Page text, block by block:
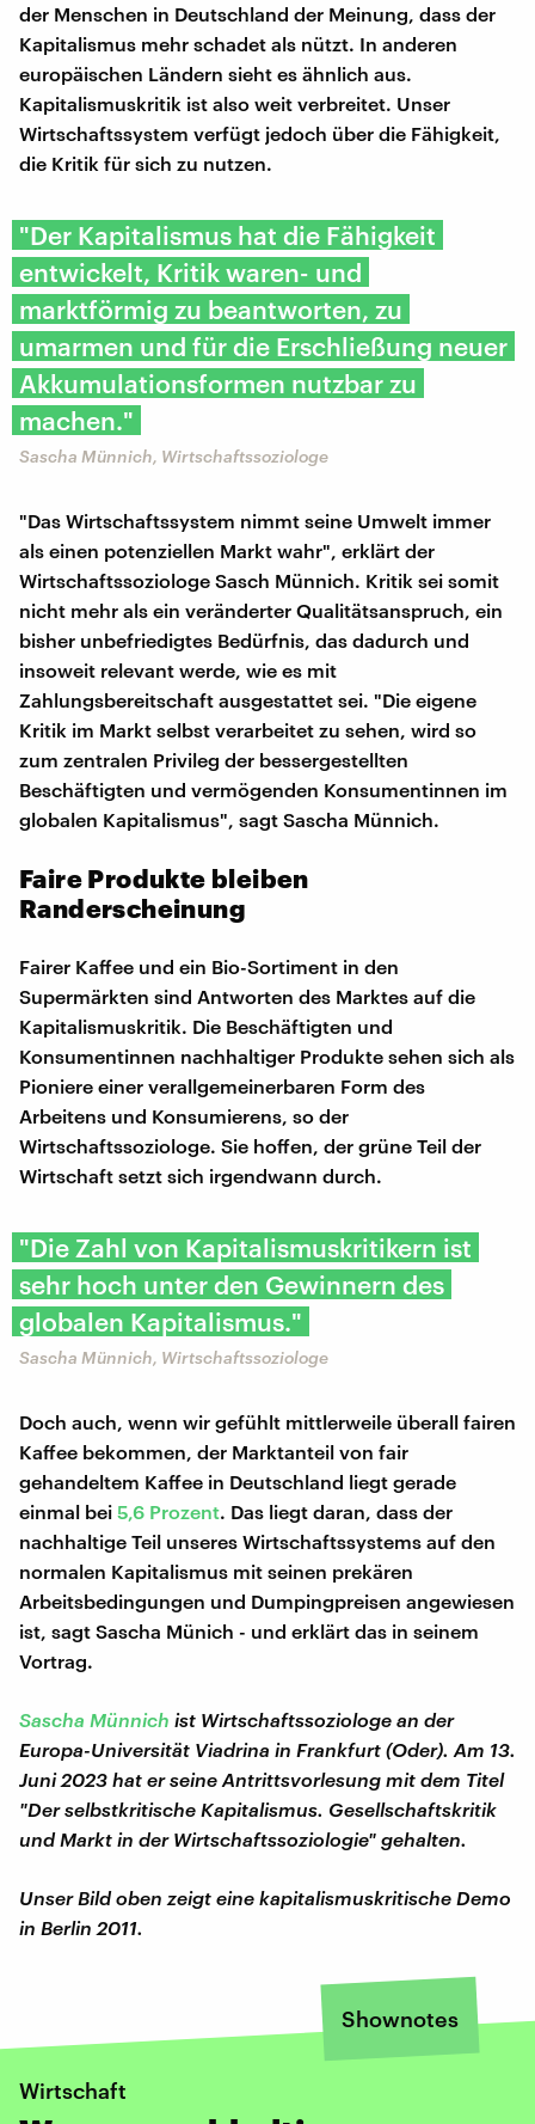
der Menschen in Deutschland der Meinung, dass der
Kapitalismus mehr schadet als nützt. In anderen
europäischen Ländern sieht es ähnlich aus.
Kapitalismuskritik ist also weit verbreitet. Unser
Wirtschaftssystem verfügt jedoch über die Fähigkeit,
die Kritik für sich zu nutzen.
"Der Kapitalismus hat die Fähigkeit
entwickelt, Kritik waren- und
marktförmig zu beantworten, zu
umarmen und für die Erschließung neuer
Akkumulationsformen nutzbar zu
machen."
Sascha Münnich, Wirtschaftssoziologe
"Das Wirtschaftssystem nimmt seine Umwelt immer
als einen potenziellen Markt wahr", erklärt der
Wirtschaftssoziologe Sasch Münnich. Kritik sei somit
nicht mehr als ein veränderter Qualitätsanspruch, ein
bisher unbefriedigtes Bedürfnis, das dadurch und
insoweit relevant werde, wie es mit
Zahlungsbereitschaft ausgestattet sei. "Die eigene
Kritik im Markt selbst verarbeitet zu sehen, wird so
zum zentralen Privileg der bessergestellten
Beschäftigten und vermögenden Konsumentinnen im
globalen Kapitalismus", sagt Sascha Münnich.
Faire Produkte bleiben
Randerscheinung
Fairer Kaffee und ein Bio-Sortiment in den
Supermärkten sind Antworten des Marktes auf die
Kapitalismuskritik. Die Beschäftigten und
Konsumentinnen nachhaltiger Produkte sehen sich als
Pioniere einer verallgemeinerbaren Form des
Arbeitens und Konsumierens, so der
Wirtschaftssoziologe. Sie hoffen, der grüne Teil der
Wirtschaft setzt sich irgendwann durch.
"Die Zahl von Kapitalismuskritikern ist
sehr hoch unter den Gewinnern des
globalen Kapitalismus."
Sascha Münnich, Wirtschaftssoziologe
Doch auch, wenn wir gefühlt mittlerweile überall fairen
Kaffee bekommen, der Marktanteil von fair
gehandeltem Kaffee in Deutschland liegt gerade
einmal bei 5,6 Prozent. Das liegt daran, dass der
nachhaltige Teil unseres Wirtschaftssystems auf den
normalen Kapitalismus mit seinen prekären
Arbeitsbedingungen und Dumpingpreisen angewiesen
ist, sagt Sascha Münich - und erklärt das in seinem
Vortrag.
Sascha Münnich ist Wirtschaftssoziologe an der
Europa-Universität Viadrina in Frankfurt (Oder). Am 13.
Juni 2023 hat er seine Antrittsvorlesung mit dem Titel
"Der selbstkritische Kapitalismus. Gesellschaftskritik
und Markt in der Wirtschaftssoziologie" gehalten.
Unser Bild oben zeigt eine kapitalismuskritische Demo
in Berlin 2011.
Shownotes
Wirtschaft